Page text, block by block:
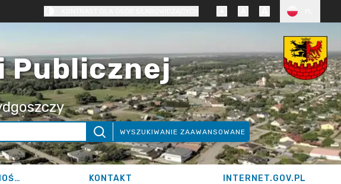
Publicznej
WYSZUKIWANIE ZAAWANSOWANE
DEKLARACJA DOSTĘPNOŚCI KONTAKT INTERNET.GOV.PL